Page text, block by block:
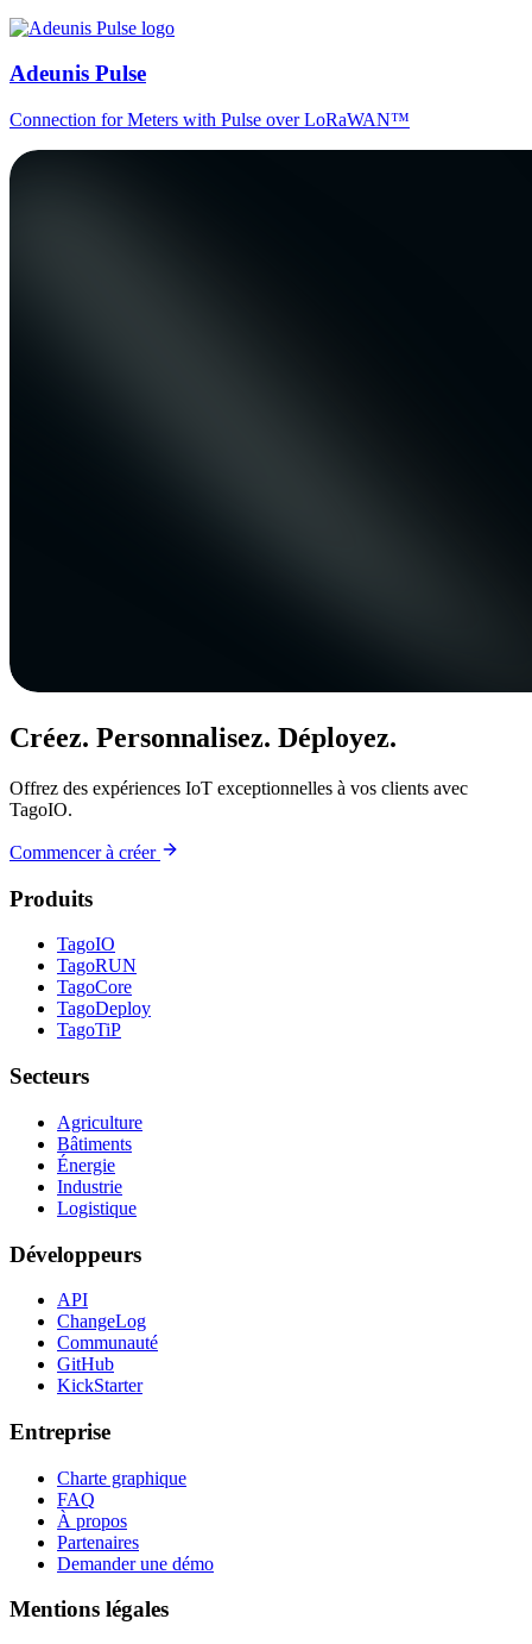
Adeunis Pulse
Connection for Meters with Pulse over LoRaWAN™
Créez. Personnalisez. Déployez.
Offrez des expériences IoT exceptionnelles à vos clients avec
TagoIO.
Commencer à créer
Produits
TagoIO
TagoRUN
TagoCore
TagoDeploy
TagoTiP
Secteurs
Agriculture
Bâtiments
Énergie
Industrie
Logistique
Développeurs
API
ChangeLog
Communauté
GitHub
KickStarter
Entreprise
Charte graphique
FAQ
À propos
Partenaires
Demander une démo
Mentions légales